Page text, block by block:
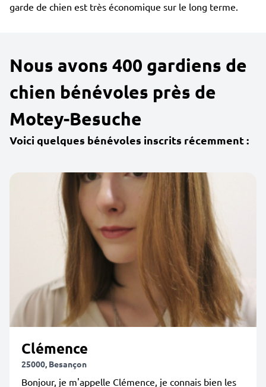
garde de chien est très économique sur le long terme.
Nous avons 400 gardiens de
chien bénévoles près de
Motey-Besuche
Voici quelques bénévoles inscrits récemment :
Clémence
25000, Besançon
Bonjour, je m'appelle Clémence, je connais bien les